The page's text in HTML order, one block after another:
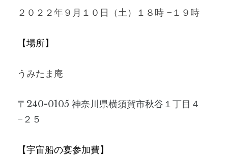
２０２２年９月１０日（土）１８時 −１９時
【場所】
うみたま庵
〒240-0105 神奈川県横須賀市秋谷１丁目４
−２５
【宇宙船の宴参加費】